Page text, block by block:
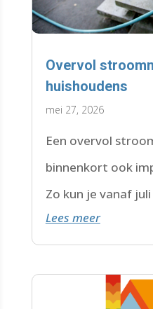
Overvol
huishoudens
mei 27, 2026
Een overvol
binnenkort ook
Zo kun je vanaf
krijgen met een
Lees meer